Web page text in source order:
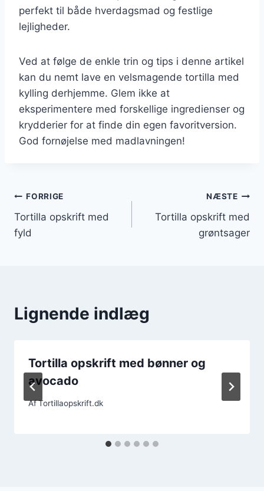
perfekt til både hverdagsmad og festlige
lejligheder.
Ved at følge de enkle trin og tips i denne artikel
kan du nemt lave en velsmagende tortilla med
kylling derhjemme. Glem ikke at
eksperimentere med forskellige ingredienser og
krydderier for at finde din egen favoritversion.
God fornøjelse med madlavningen!
Indlægsnavigation
FORRIGE
Tortilla opskrift med
fyld
NÆSTE
Tortilla opskrift med
grøntsager
Lignende indlæg
Tortilla opskrift med bønner og
avocado
AfTortillaopskrift.dk